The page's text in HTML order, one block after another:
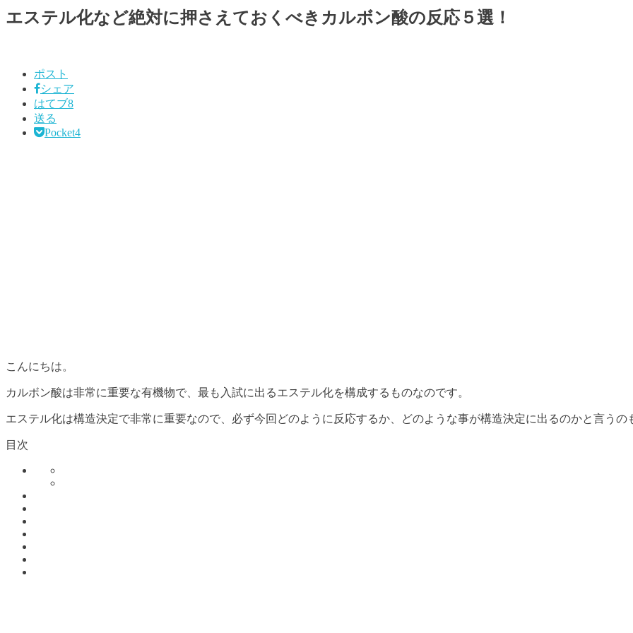
エステル化など絶対に押さえておくべきカルボン酸の反応５選！
ポスト
シェア
はてブ8
送る
Pocket4
こんにちは。
カルボン酸は非常に重要な有機物で、最も入試に出るエステル化を構成するものなのです。
エステル化は構造決定で非常に重要なので、必ず今回どのように反応するか、どのような事が構造決定に出るのかと言うの
目次